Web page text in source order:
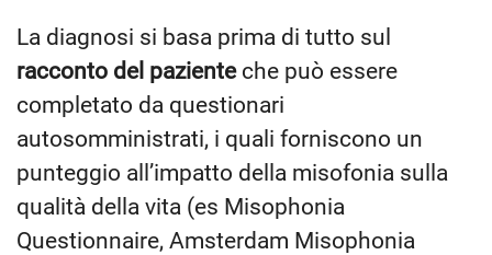
La diagnosi si basa prima di tutto sul
racconto del pazienteche può essere
completato da questionari
autosomministrati, i quali forniscono un
punteggio all’impatto della misofonia sulla
qualità della vita (es Misophonia
Questionnaire, Amsterdam Misophonia